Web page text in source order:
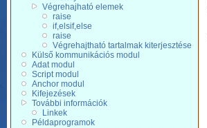
Végrehajható elemek
raise
if,elsif,else
raise
Végrehajtható tartalmak kiterjesztése
Külső kommunikációs modul
Adat modul
Script modul
Anchor modul
Kifejezések
További információk
Linkek
Példaprogramok